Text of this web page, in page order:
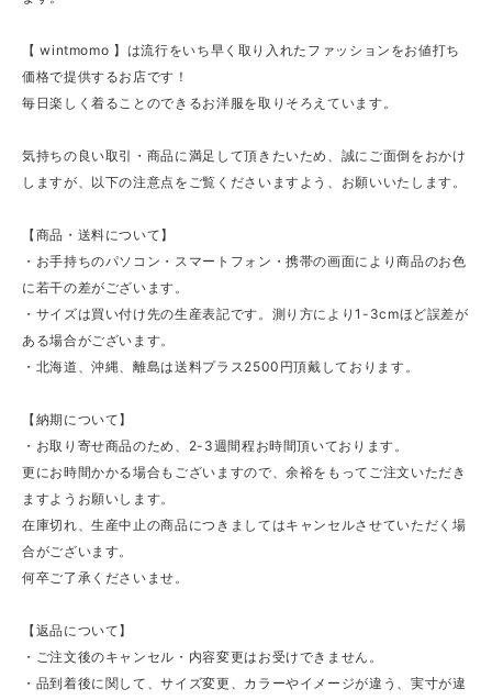
【 wintmomo 】は流行をいち早く取り入れたファッションをお値打ち
価格で提供するお店です！
毎日楽しく着ることのできるお洋服を取りそろえています。
気持ちの良い取引・商品に満足して頂きたいため、誠にご面倒をおかけ
しますが、以下の注意点をご覧くださいますよう、お願いいたします。
【商品・送料について】
・お手持ちのパソコン・スマートフォン・携帯の画面により商品のお色
に若干の差がございます。
・サイズは買い付け先の生産表記です。測り方により1-3cmほど誤差が
ある場合がございます。
・北海道、沖縄、離島は送料プラス2500円頂戴しております。
【納期について】
・お取り寄せ商品のため、2-3週間程お時間頂いております。
更にお時間かかる場合もございますので、余裕をもってご注文いただき
ますようお願いします。
在庫切れ、生産中止の商品につきましてはキャンセルさせていただく場
合がございます。
何卒ご了承くださいませ。
【返品について】
・ご注文後のキャンセル・内容変更はお受けできません。
・品到着後に関して、サイズ変更、カラーやイメージが違う、実寸が違